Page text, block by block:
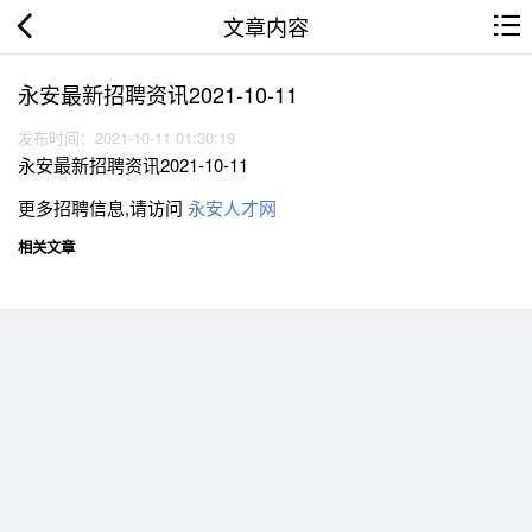
文章内容
永安最新招聘资讯2021-10-11
发布时间：2021-10-11 01:30:19
永安最新招聘资讯2021-10-11
更多招聘信息,请访问 永安人才网
相关文章